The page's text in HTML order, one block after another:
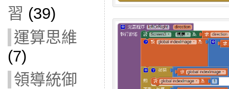
習 (39)
運算思維
(7)
領導統御